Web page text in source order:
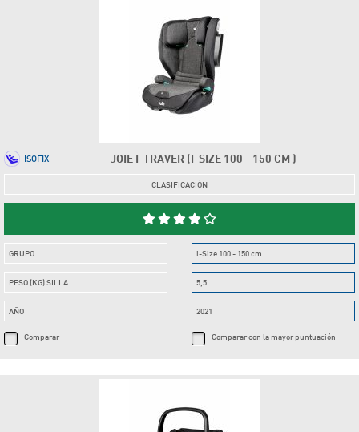
JOIE I-TRAVER (I-SIZE 100 - 150 CM )
ISOFIX
CLASIFICACIÓN
GRUPO
PESO (KG) SILLA
AÑO
Comparar
i-Size 100 - 150 cm
5,5
2021
Comparar con la mayor puntuación